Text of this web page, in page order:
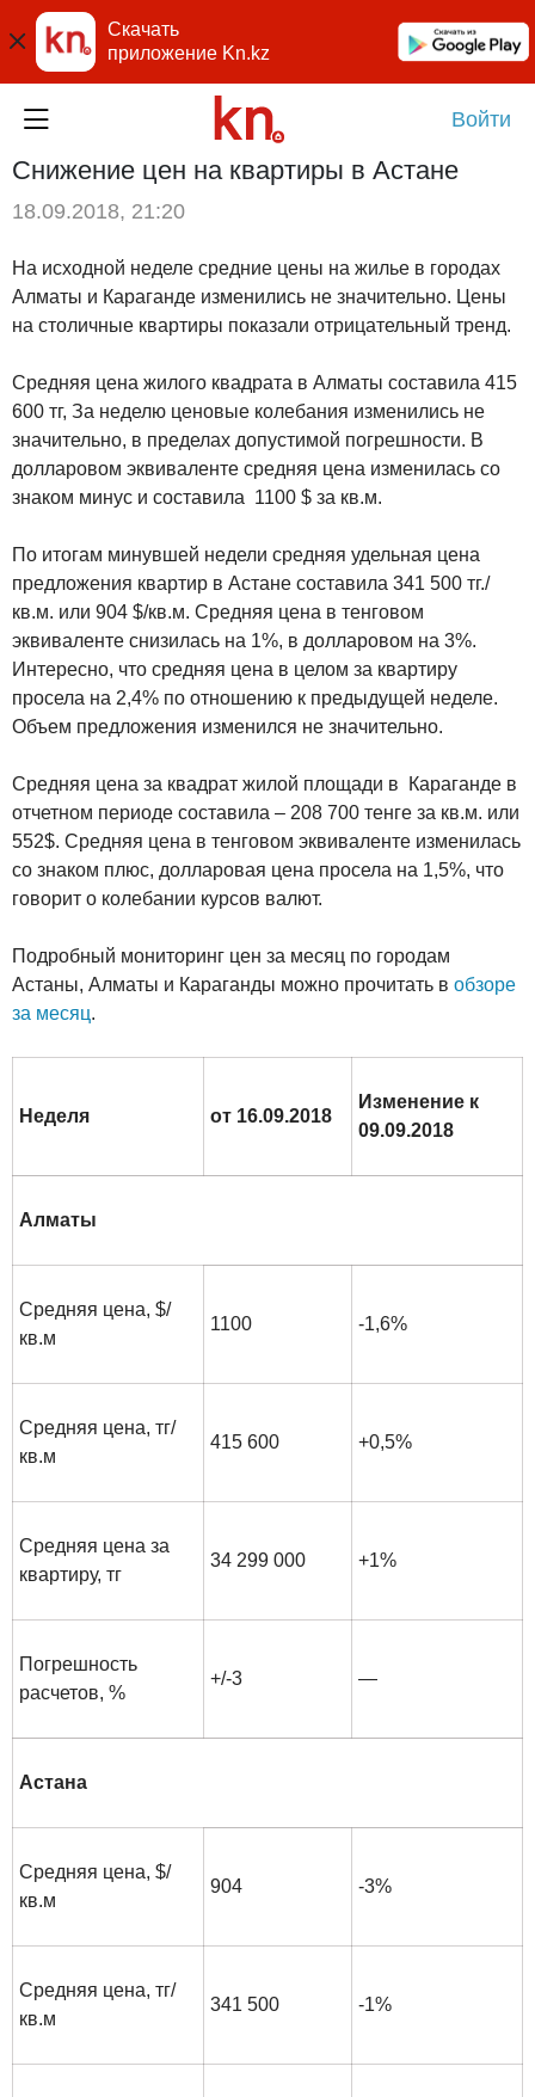
Скачать
приложение Kn.kz
Войти
Снижение цен на квартиры в Астане
18.09.2018, 21:20
На исходной неделе средние цены на жилье в городах
Алматы и Караганде изменились не значительно. Цены
на столичные квартиры показали отрицательный тренд.
Средняя цена жилого квадрата в Алматы составила 415
600 тг, За неделю ценовые колебания изменились не
значительно, в пределах допустимой погрешности. В
долларовом эквиваленте средняя цена изменилась со
знаком минус и составила 1100 $ за кв.м.
По итогам минувшей недели средняя удельная цена
предложения квартир в Астане составила 341 500 тг./
кв.м. или 904 $/кв.м. Средняя цена в тенговом
эквиваленте снизилась на 1%, в долларовом на 3%.
Интересно, что средняя цена в целом за квартиру
просела на 2,4% по отношению к предыдущей неделе.
Объем предложения изменился не значительно.
Средняя цена за квадрат жилой площади в Караганде в
отчетном периоде составила – 208 700 тенге за кв.м. или
552$. Средняя цена в тенговом эквиваленте изменилась
со знаком плюс, долларовая цена просела на 1,5%, что
говорит о колебании курсов валют.
Подробный мониторинг цен за месяц по городам
Астаны, Алматы и Караганды можно прочитать в обзоре
за месяц.
Неделя от 16.09.2018
Изменение к
09.09.2018
Алматы
Средняя цена, $/
кв.м
1100 -1,6%
Средняя цена, тг/
кв.м
415 600 +0,5%
Средняя цена за
квартиру, тг
34 299 000 +1%
Погрешность
расчетов, %
+/-3 —
Астана
Средняя цена, $/
кв.м
904 -3%
Средняя цена, тг/
кв.м
341 500 -1%